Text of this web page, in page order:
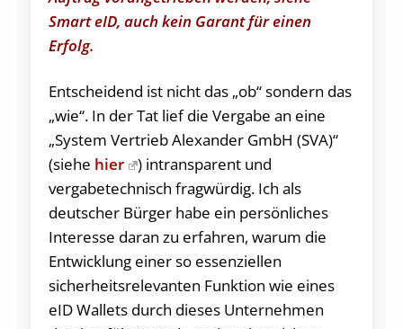
Smart eID, auch kein Garant für einen
Erfolg.
Entscheidend ist nicht das „ob“ sondern das
„wie“. In der Tat lief die Vergabe an eine
„System Vertrieb Alexander GmbH (SVA)“
(siehe hier
) intransparent und
vergabetechnisch fragwürdig. Ich als
deutscher Bürger habe ein persönliches
Interesse daran zu erfahren, warum die
Entwicklung einer so essenziellen
sicherheitsrelevanten Funktion wie eines
eID Wallets durch dieses Unternehmen